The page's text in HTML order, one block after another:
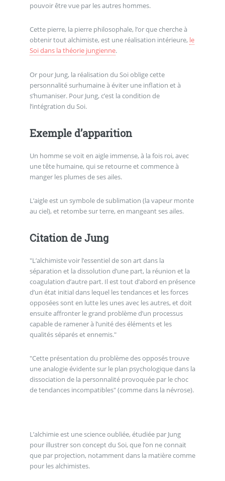
pouvoir être vue par les autres hommes.
Cette pierre, la pierre philosophale, l’or que cherche à
obtenir tout alchimiste, est une réalisation intérieure, le
Soi dans la théorie jungienne.
Or pour Jung, la réalisation du Soi oblige cette
personnalité surhumaine à éviter une inflation et à
s’humaniser. Pour Jung, c’est la condition de
l’intégration du Soi.
Exemple d’apparition
Un homme se voit en aigle immense, à la fois roi, avec
une tête humaine, qui se retourne et commence à
manger les plumes de ses ailes.
L’aigle est un symbole de sublimation (la vapeur monte
au ciel), et retombe sur terre, en mangeant ses ailes.
Citation de Jung
"L’alchimiste voir l’essentiel de son art dans la
séparation et la dissolution d’une part, la réunion et la
coagulation d’autre part. Il est tout d’abord en présence
d’un état initial dans lequel les tendances et les forces
opposées sont en lutte les unes avec les autres, et doit
ensuite affronter le grand problème d’un processus
capable de ramener à l’unité des éléments et les
qualités séparés et ennemis."
"Cette présentation du problème des opposés trouve
une analogie évidente sur le plan psychologique dans la
dissociation de la personnalité provoquée par le choc
de tendances incompatibles" (comme dans la névrose).
L’alchimie est une science oubliée, étudiée par Jung
pour illustrer son concept du Soi, que l’on ne connait
que par projection, notamment dans la matière comme
pour les alchimistes.